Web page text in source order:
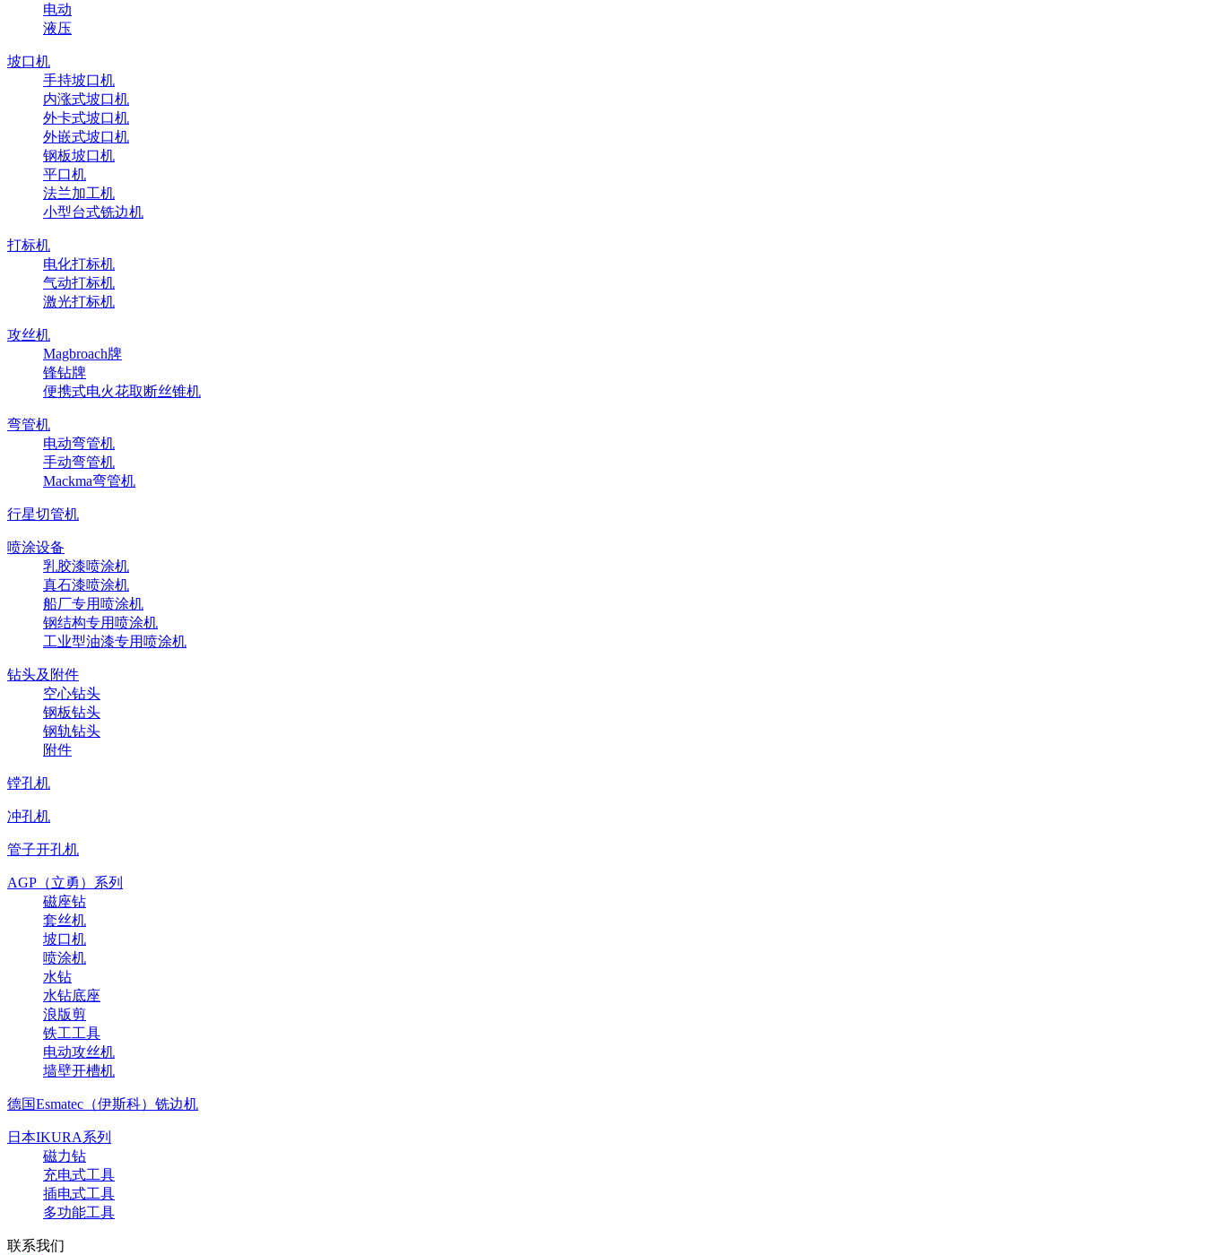
电动
液压
坡口机
手持坡口机
内涨式坡口机
外卡式坡口机
外嵌式坡口机
钢板坡口机
平口机
法兰加工机
小型台式铣边机
打标机
电化打标机
气动打标机
激光打标机
攻丝机
Magbroach牌
锋钻牌
便携式电火花取断丝锥机
弯管机
电动弯管机
手动弯管机
Mackma弯管机
行星切管机
喷涂设备
乳胶漆喷涂机
真石漆喷涂机
船厂专用喷涂机
钢结构专用喷涂机
工业型油漆专用喷涂机
钻头及附件
空心钻头
钢板钻头
钢轨钻头
附件
镗孔机
冲孔机
管子开孔机
AGP（立勇）系列
磁座钻
套丝机
坡口机
喷涂机
水钻
水钻底座
浪版剪
铁工工具
电动攻丝机
墙壁开槽机
德国Esmatec（伊斯科）铣边机
日本IKURA系列
磁力钻
充电式工具
插电式工具
多功能工具
联系我们